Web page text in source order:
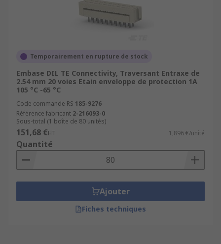
Temporairement en rupture de stock
Embase DIL TE Connectivity, Traversant Entraxe de
2.54 mm 20 voies Etain enveloppe de protection 1A
105 °C -65 °C
Code commande RS 185-9276
Référence fabricant 2-216093-0
Sous-total (1 boîte de 80 unités)
151,68 €HT 1,896 €/unité
Quantité
Ajouter
Fiches techniques